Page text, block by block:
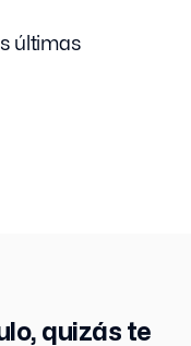
últimas
quizás te